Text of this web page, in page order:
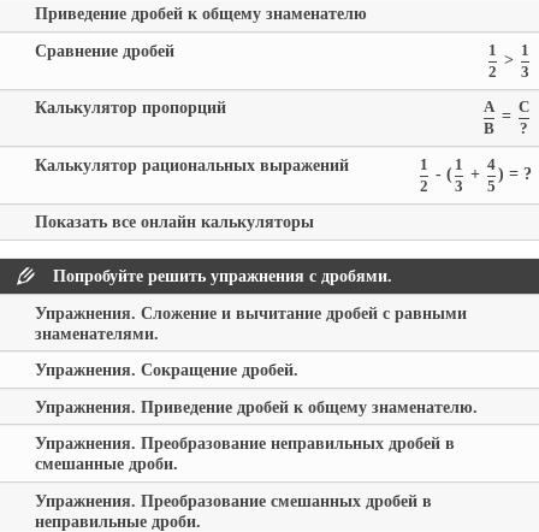
Приведение дробей к общему знаменателю
1
2
> 1
3
Сравнение дробей
A
B
= C
?
Калькулятор пропорций
1
2
- ( 1
3
+ 4
5
) = ?
Калькулятор рациональных выражений
Показать все онлайн калькуляторы
Попробуйте решить упражнения с дробями.
Упражнения. Сложение и вычитание дробей с равными
знаменателями.
Упражнения. Сокращение дробей.
Упражнения. Приведение дробей к общему знаменателю.
Упражнения. Преобразование неправильных дробей в
смешанные дроби.
Упражнения. Преобразование смешанных дробей в
неправильные дроби.